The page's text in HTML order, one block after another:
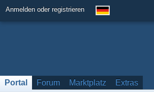
Anmelden oder registrieren
Portal Forum Marktplatz Extras